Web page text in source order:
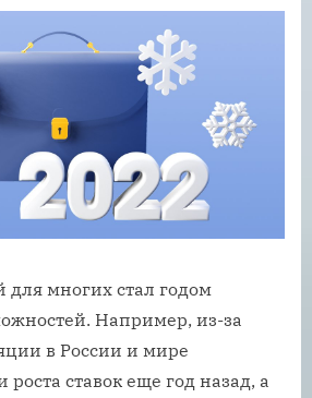
многих стал годом
Например, из-за
в России и мире
ставок еще год назад, а